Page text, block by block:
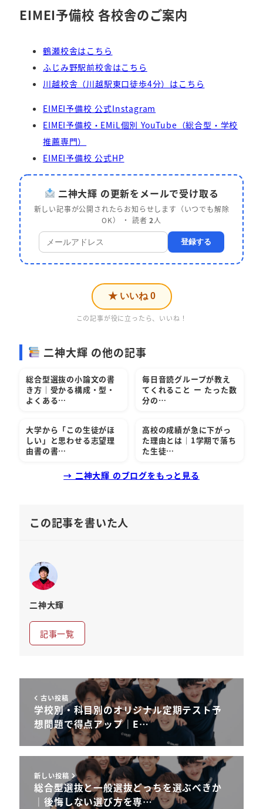
EIMEI予備校 各校舎のご案内
鶴瀬校舎はこちら
ふじみ野駅前校舎はこちら
川越校舎（川越駅東口徒歩4分）はこちら
EIMEI予備校 公式Instagram
EIMEI予備校・EMiL個別 YouTube（総合型・学校
推薦専門）
EIMEI予備校 公式HP
二神大輝 の更新をメールで受け取る
新しい記事が公開されたらお知らせします（いつでも解除
OK） ・ 読者2人
登録する
★ いいね 0
この記事が役に立ったら、いいね！
二神大輝 の他の記事
総合型選抜の小論文の書
き方｜受かる構成・型・
よくある…
毎日音読グループが教え
てくれること ー たった数
分の…
大学から「この生徒がほ
しい」と思わせる志望理
由書の書…
高校の成績が急に下がっ
た理由とは｜1学期で落ち
た生徒…
→ 二神大輝 のブログをもっと見る
この記事を書いた人
二神大輝
記事一覧
古い投稿
学校別・科目別のオリジナル定期テスト予
想問題で得点アップ｜E…
新しい投稿
総合型選抜と一般選抜どっちを選ぶべきか
｜後悔しない選び方を専…